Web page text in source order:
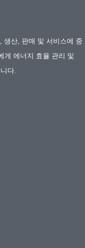
생산, 판매 및 서비스에 중
게 에너지 효율 관리 및
다.